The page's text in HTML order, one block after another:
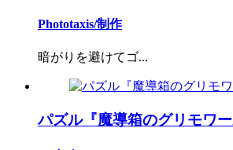
Phototaxis/制作
暗がりを避けてゴ...
パズル『魔導箱のグリモワー